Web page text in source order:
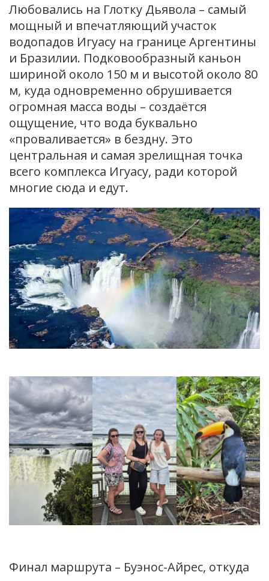
Любовались на Глотку Дьявола – самый
мощный и впечатляющий участок
водопадов Игуасу на границе Аргентины
и Бразилии. Подковообразный каньон
шириной около 150 м и высотой около 80
м, куда одновременно обрушивается
огромная масса воды – создаётся
ощущение, что вода буквально
«проваливается» в бездну. Это
центральная и самая зрелищная точка
всего комплекса Игуасу, ради которой
многие сюда и едут.
Финал маршрута – Буэнос-Айрес, откуда